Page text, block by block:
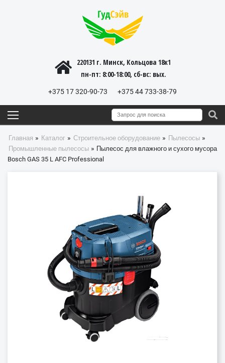
220131 г. Минск, Кольцова 18к1
пн-пт: 8:00-18:00, cб-вс: вых.
+375 44 733-38-79
+375 17 320-90-73
Главная » Каталог » Строительное оборудование » Пылесосы »
Промышленные пылесосы » Пылесос для влажного и сухого мусора
Bosch GAS 35 L AFC Professional